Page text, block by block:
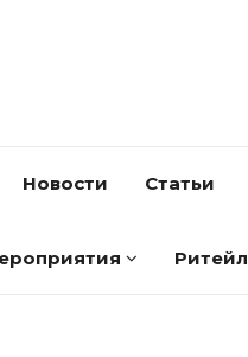
Новости Статьи
Ритейл